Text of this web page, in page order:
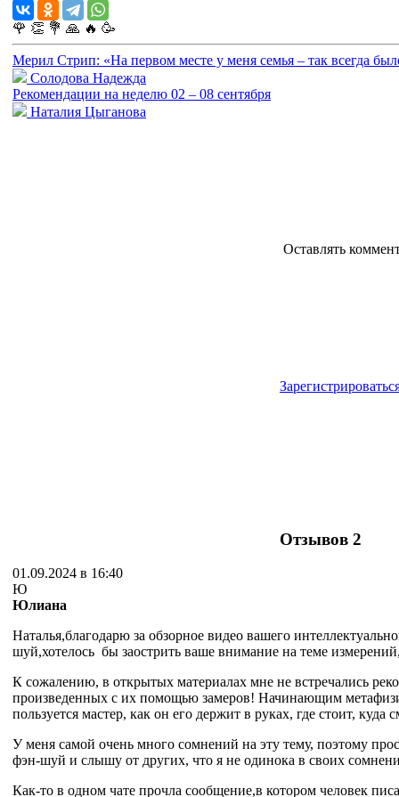
🌹 👏 💐 🙏 🔥 🥳
Мерил Стрип: «На первом месте у меня семья – так всегда
Солодова Надежда
Рекомендации на неделю 02 – 08 сентября
Наталия Цыганова
Оставлять
Отзывов 2
01.09.2024 в 16:40
Ю
Юлиана
Наталья,благодарю за обзорное видео вашего
шуй,хотелось бы заострить ваше внимание на теме
К сожалению, в открытых материалах мне не встречались
произведенных с их помощью замеров! Начинающим
пользуется мастер, как он его держит в руках, где стоит, куда
У меня самой очень много сомнений на эту тему, поэтому
фэн-шуй и слышу от других, что я не одинока в своих
Как-то в одном чате прочла сообщение,в котором человек